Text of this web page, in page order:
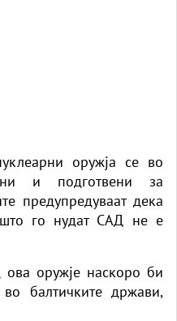
оружја се во
и подготвени за
предупредуваат дека
го нудат САД не е
оружје наскоро би
балтичките држави,